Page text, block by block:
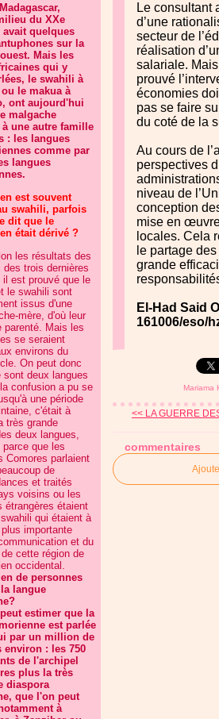
du XXe
quelques
sur la
Mais les
qui y
le swahili à
le makua à
ont aujourd'hui
malgache
une autre famille
: les langues
comme par
langues
est souvent
swahili, parfois
dit que le
était dérivé ?
les résultats des
des trois dernières
il est prouvé que le
le swahili sont
issus d'une
mère, d'où leur
parenté. Mais les
se seraient
environs du
On peut donc
sont deux langues
confusion a pu se
une période
c'était à
très grande
deux langues,
que les
Comores parlaient
de
et traités
voisins ou les
étrangères étaient
qui étaient à
plus importante
et du
cette région de
occidental.
de personnes
langue
estimer que la
est parlée
par un million de
environ : les 750
de l'archipel
plus la très
diaspora
que l'on peut
à
Le consultant
d’une
secteur de
réalisation
salariale.
prouvé
économies
pas se faire
du coté de la
Au cours de
perspectives
niveau de
conception
mise en
locales. Cela
le partage
grande
El-Had
161006/eso/
Mariama
<< LA GUERRE
commentaires